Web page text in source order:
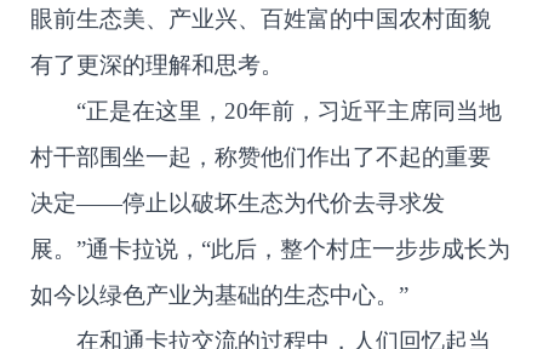
眼前生态美、产业兴、百姓富的中国农村面貌
有了更深的理解和思考。
“正是在这里，20年前，习近平主席同当地
村干部围坐一起，称赞他们作出了不起的重要
决定——停止以破坏生态为代价去寻求发
展。”通卡拉说，“此后，整个村庄一步步成长为
如今以绿色产业为基础的生态中心。”
在和通卡拉交流的过程中，人们回忆起当